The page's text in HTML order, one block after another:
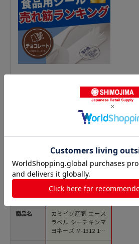
惣菜シールの人気商品との比較
商品名
カミイソ産商 エース
ラベル シーチキンマ
ヨネーズ M-1312 100
0枚/袋（ご注文単位1